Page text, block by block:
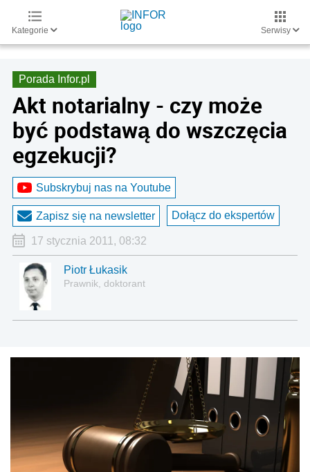
Kategorie Serwisy
Porada Infor.pl
Akt notarialny - czy może
być podstawą do wszczęcia
egzekucji?
Subskrybuj nas na Youtube
Zapisz się na newsletter Dołącz do ekspertów
17 stycznia 2011, 08:32
Piotr Łukasik
Prawnik, doktorant